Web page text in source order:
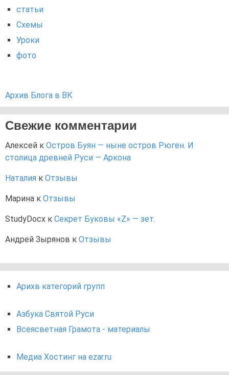
статьи
Схемы
Уроки
фото
Архив Блога в ВК
Свежие комментарии
Алексей к Остров Буян — ныне остров Рюген. И
столица древней Руси — Аркона
Наталия к Отзывы
Марина к Отзывы
StudyDocx к Секрет Буковы «Z» — зет.
Андрей Зырянов к Отзывы
Арихв категорий групп
Азбука Святой Руси
Всеясветная Грамота - материалы
Медиа Хостинг на ezar.ru